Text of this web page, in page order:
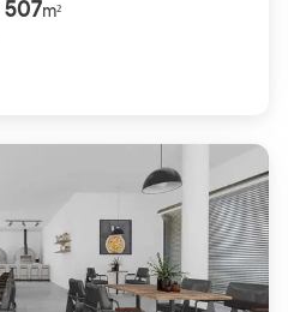
507m²